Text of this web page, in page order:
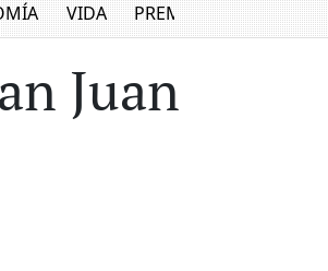
VIDA PREMIUM
Juan